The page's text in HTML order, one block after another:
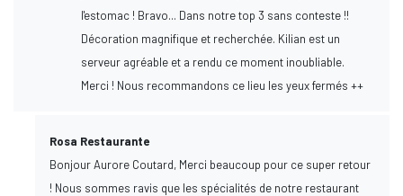
l'estomac ! Bravo... Dans notre top 3 sans conteste !!
Décoration magnifique et recherchée. Kilian est un
serveur agréable et a rendu ce moment inoubliable.
Merci ! Nous recommandons ce lieu les yeux fermés ++
Rosa Restaurante
Bonjour Aurore Coutard, Merci beaucoup pour ce super retour
! Nous sommes ravis que les spécialités de notre restaurant